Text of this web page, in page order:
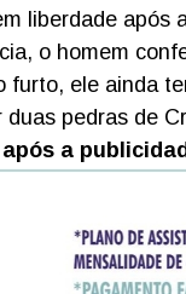
liberdade após
o homem
furto, ele ainda
pedras de
a